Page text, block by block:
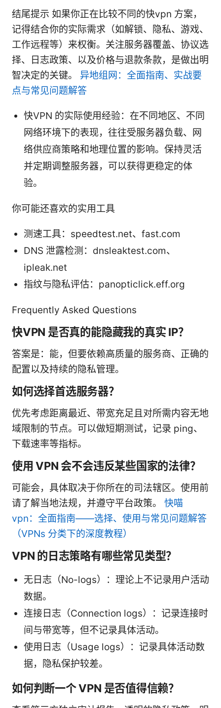
结尾提示 如果你正在比较不同的快vpn 方案，
记得结合你的实际需求（如解锁、隐私、游戏、
工作远程等）来权衡。关注服务器覆盖、协议选
择、日志政策、以及价格与退款条款，是做出明
智决定的关键。 异地组网：全面指南、实战要
点与常见问题解答
快VPN 的实际使用经验：在不同地区、不同
网络环境下的表现，往往受服务器负载、网
络供应商策略和地理位置的影响。保持灵活
并定期调整服务器，可以获得更稳定的体
验。
你可能还喜欢的实用工具
测速工具：speedtest.net、fast.com
DNS 泄露检测：dnsleaktest.com、
ipleak.net
指纹与隐私评估：panopticlick.eff.org
Frequently Asked Questions
快VPN 是否真的能隐藏我的真实 IP？
答案是：能，但要依赖高质量的服务商、正确的
配置以及持续的隐私管理。
如何选择首选服务器？
优先考虑距离最近、带宽充足且对所需内容无地
域限制的节点。可以做短期测试，记录 ping、
下载速率等指标。
使用 VPN 会不会违反某些国家的法律？
可能会，具体取决于你所在的司法辖区。使用前
请了解当地法规，并遵守平台政策。 快喵
vpn：全面指南——选择、使用与常见问题解答
（VPNs 分类下的深度教程）
VPN 的日志策略有哪些常见类型？
无日志（No-logs）：理论上不记录用户活动
数据。
连接日志（Connection logs）：记录连接时
间与带宽等，但不记录具体活动。
使用日志（Usage logs）：记录具体活动数
据，隐私保护较差。
如何判断一个 VPN 是否值得信赖？